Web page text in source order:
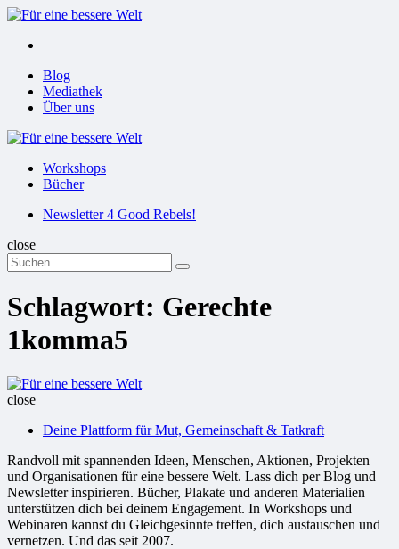
Menu
Menu
Blog
Mediathek
Über uns
Für
Workshops
Bücher
SuchenNewsletter 4 Good Rebels!
close
Search
for:
Suchen
Schlagwort: Gerechte
1komma5
Für
Welt
close
Deine Plattform für Mut, Gemeinschaft & Tatkraft
Randvoll mit spannenden Ideen, Menschen, Aktionen, Projekten
und Organisationen für eine bessere Welt. Lass dich per Blog und
Newsletter inspirieren. Bücher, Plakate und anderen Materialien
unterstützen dich bei deinem Engagement. In Workshops und
Webinaren kannst du Gleichgesinnte treffen, dich austauschen und
vernetzen. Und das seit 2007.